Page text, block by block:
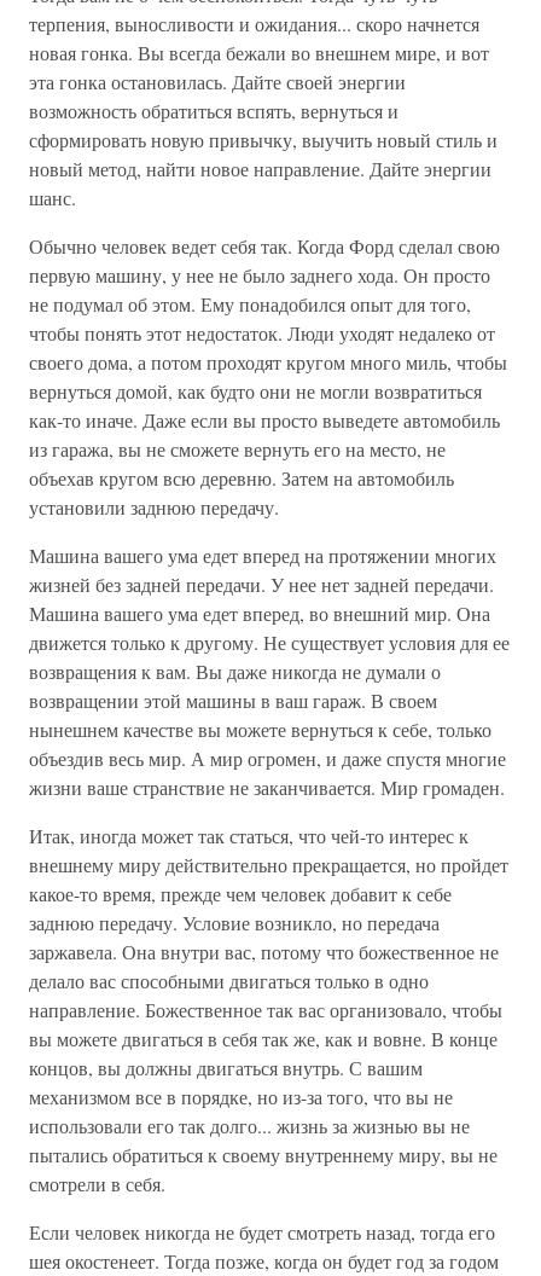
терпения, выносливости и ожидания... скоро начнется
новая гонка. Вы всегда бежали во внешнем мире, и вот
эта гонка остановилась. Дайте своей энергии
возможность обратиться вспять, вернуться и
сформировать новую привычку, выучить новый стиль и
новый метод, найти новое направление. Дайте энергии
шанс.
Обычно человек ведет себя так. Когда Форд сделал свою
первую машину, у нее не было заднего хода. Он просто
не подумал об этом. Ему понадобился опыт для того,
чтобы понять этот недостаток. Люди уходят недалеко от
своего дома, а потом проходят кругом много миль, чтобы
вернуться домой, как будто они не могли возвратиться
как-то иначе. Даже если вы просто выведете автомобиль
из гаража, вы не сможете вернуть его на место, не
объехав кругом всю деревню. Затем на автомобиль
установили заднюю передачу.
Машина вашего ума едет вперед на протяжении многих
жизней без задней передачи. У нее нет задней передачи.
Машина вашего ума едет вперед, во внешний мир. Она
движется только к другому. Не существует условия для ее
возвращения к вам. Вы даже никогда не думали о
возвращении этой машины в ваш гараж. В своем
нынешнем качестве вы можете вернуться к себе, только
объездив весь мир. А мир огромен, и даже спустя многие
жизни ваше странствие не заканчивается. Мир громаден.
Итак, иногда может так статься, что чей-то интерес к
внешнему миру действительно прекращается, но пройдет
какое-то время, прежде чем человек добавит к себе
заднюю передачу. Условие возникло, но передача
заржавела. Она внутри вас, потому что божественное не
делало вас способными двигаться только в одно
направление. Божественное так вас организовало, чтобы
вы можете двигаться в себя так же, как и вовне. В конце
концов, вы должны двигаться внутрь. С вашим
механизмом все в порядке, но из-за того, что вы не
использовали его так долго... жизнь за жизнью вы не
пытались обратиться к своему внутреннему миру, вы не
смотрели в себя.
Если человек никогда не будет смотреть назад, тогда его
шея окостенеет. Тогда позже, когда он будет год за годом